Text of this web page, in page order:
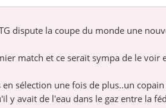
dispute la coupe du monde une
match et ce serait sympa de le voir
en sélection une fois de plus..un
y avait de l'eau dans le gaz entre la